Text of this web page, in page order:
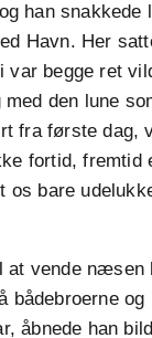
han
Havn. Her
var begge ret
den lune
fra første dag,
fortid,
os bare
at vende
bådebroerne
åbnede han